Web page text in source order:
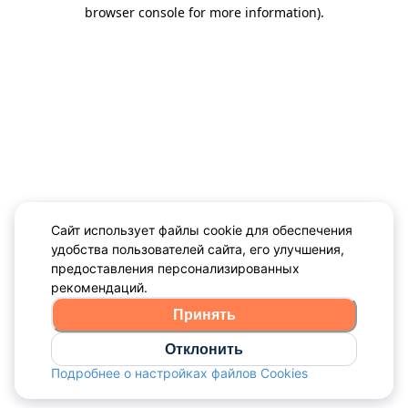
browser console for more information).
Сайт использует файлы cookie для обеспечения
удобства пользователей сайта, его улучшения,
предоставления персонализированных
рекомендаций.
Принять
Отклонить
Подробнее о настройках файлов Cookies